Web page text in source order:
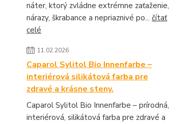
náter, ktorý zvládne extrémne zaťaženie,
nárazy, škrabance a nepriaznivé po... čítať
celé
11.02.2026
Caparol Sylitol Bio Innenfarbe –
interiérová silikátová farba pre
zdravé a krásne steny.
Caparol Sylitol Bio Innenfarbe – prírodná,
interiérová, silikátová farba pre zdravé a